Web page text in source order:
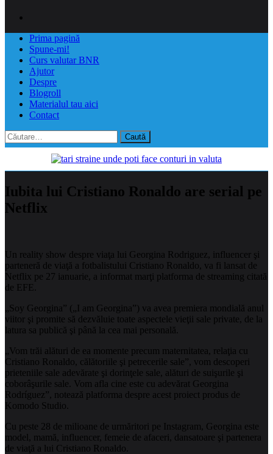
Prima pagină
Spune-mi!
Curs valutar BNR
Ajutor
Despre
Blogroll
Materialul tau aici
Contact
Caută
după:
Iubita lui Cristiano Ronaldo are serial pe
Netflix
Un reality show despre viaţa lui Georgina Rodriguez, influencer şi
parteneră de viaţă a fotbalistului Cristiano Ronaldo, va fi lansat de
Netflix pe 27 ianuarie, a informat marţi platforma de streaming citată
de EFE.
„Soy Georgina” („I am Georgina”) va avea premiera mondială anul
viitor şi promite să dezvăluie toate aspectele vieţii sale private, de la
latura sa publică şi până la cea mai personală.
„Vom trăi alături de ea momente precum maternitatea, relaţia cu
Cristiano Ronaldo, călătoriile şi petrecerile sale”, vom descoperi
prieteniile sale adevărate şi dorinţele sale, alături de suişurile şi
coborâşurile sale. Vom afla cine este cu adevărat Georgina
Rodríguez”, notează platforma despre acest proiect produs de
Komodo Studio.
Cu peste 28 de milioane de urmăritori pe Instagram, Georgina este
model, mamă, influencer, femeie de afaceri, dansatoare şi partenera
de viaţă a lui Cristiano Ronaldo.